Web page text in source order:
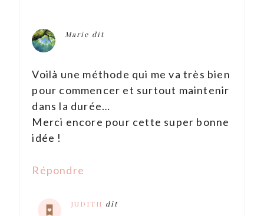
Marie dit
Voilà une méthode qui me va très bien
pour commencer et surtout maintenir
dans la durée…
Merci encore pour cette super bonne
idée !
Répondre
JUDITH dit